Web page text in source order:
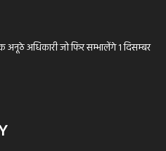
अधिकारी जो फिर सम्भालेंगे 1 दिसम्बर